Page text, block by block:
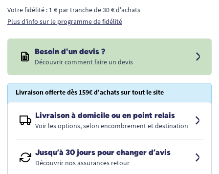
Votre fidélité : 1 € par tranche de 30 € d'achats
Plus d'info sur le programme de fidélité
Besoin d'un devis ?
Découvrir comment faire un devis
Livraison offerte dès 159€ d'achats sur tout le site
Livraison à domicile ou en point relais
Voir les options, selon encombrement et destination
Jusqu’à 30 jours pour changer d’avis
Découvrir nos assurances retour